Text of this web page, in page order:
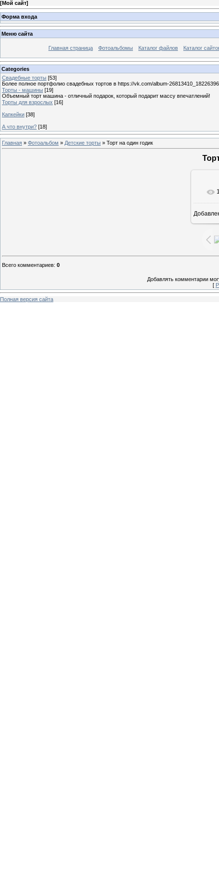
[Мой сайт]
Форма входа
Меню сайта
Главная страница Фотоальбомы Каталог файлов Каталог
Categories
Свадебные торты [53]
Более полное портфолио свадебных тортов в https://vk.com/album-
Торты - машины [19]
Объемный торт машина - отличный подарок, который подарит массу впечатлений!
Торты для взрослых [16]
Капкейки [38]
А что внутри? [18]
Главная » Фотоальбом » Детские торты » Торт на один годик
Всего комментариев: 0
Добавлять комментарии
[
Полная версия сайта